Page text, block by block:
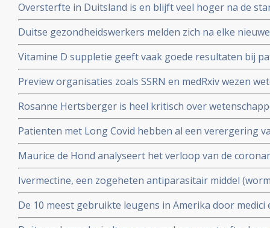
Oversterfte in Duitsland is en blijft veel hoger na de
peer reviewed studie en artsencollectief schrijft
Duitse gezondheidswerkers melden zich na elke
coronavirus - Covid-19 vaker ziek blijkt uit
en derde vaccinatierondes
Vitamine D suppletie geeft vaak goede resultaten bij
coronavirus - Covid-19 en al opgenomen in het
analyse zien van alle studies wereldwijd
Preview organisaties zoals SSRN en medRxiv wezen
onderzoek af als die afweken van Amerikaans
de maatregelen.
Rosanne Hertsberger is heel kritisch over
gemanipuleeerd zwegen over misvattingen tijdens de
Patienten met Long Covid hebben al een verergering
vermoeidheid, moeite met het reguleren van de
disfunctie, zelfs na een lichte inspanning.
Maurice de Hond analyseert het verloop van de
opeenvolgende artikelen.
Ivermectine, een zogeheten antiparasitair middel
coronavirus - Covid-19 zeer goed te kunnen bestrijden.
studies blijkt zeer grote effectiviteit.
De 10 meest gebruikte leugens in Amerika door
klakkeloos overgenomen rondom het corona virus en